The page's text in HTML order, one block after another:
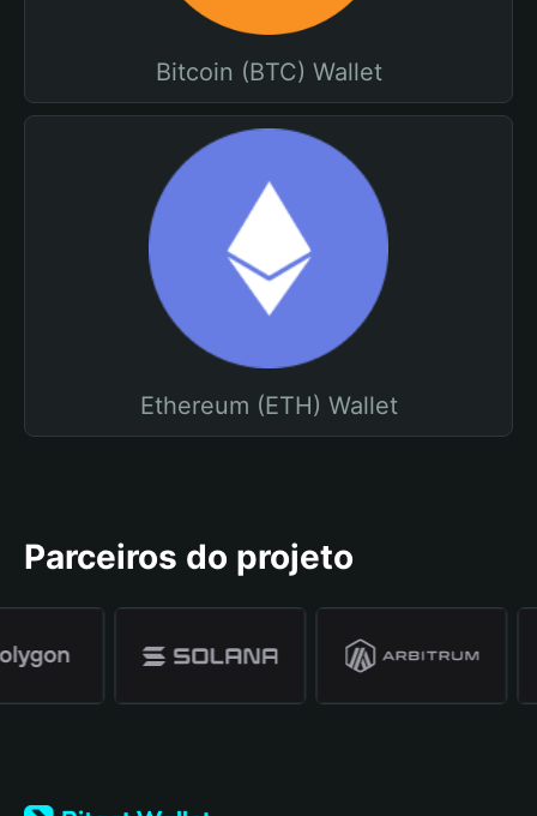
Bitcoin (BTC) Wallet
Ethereum (ETH) Wallet
Parceiros do projeto